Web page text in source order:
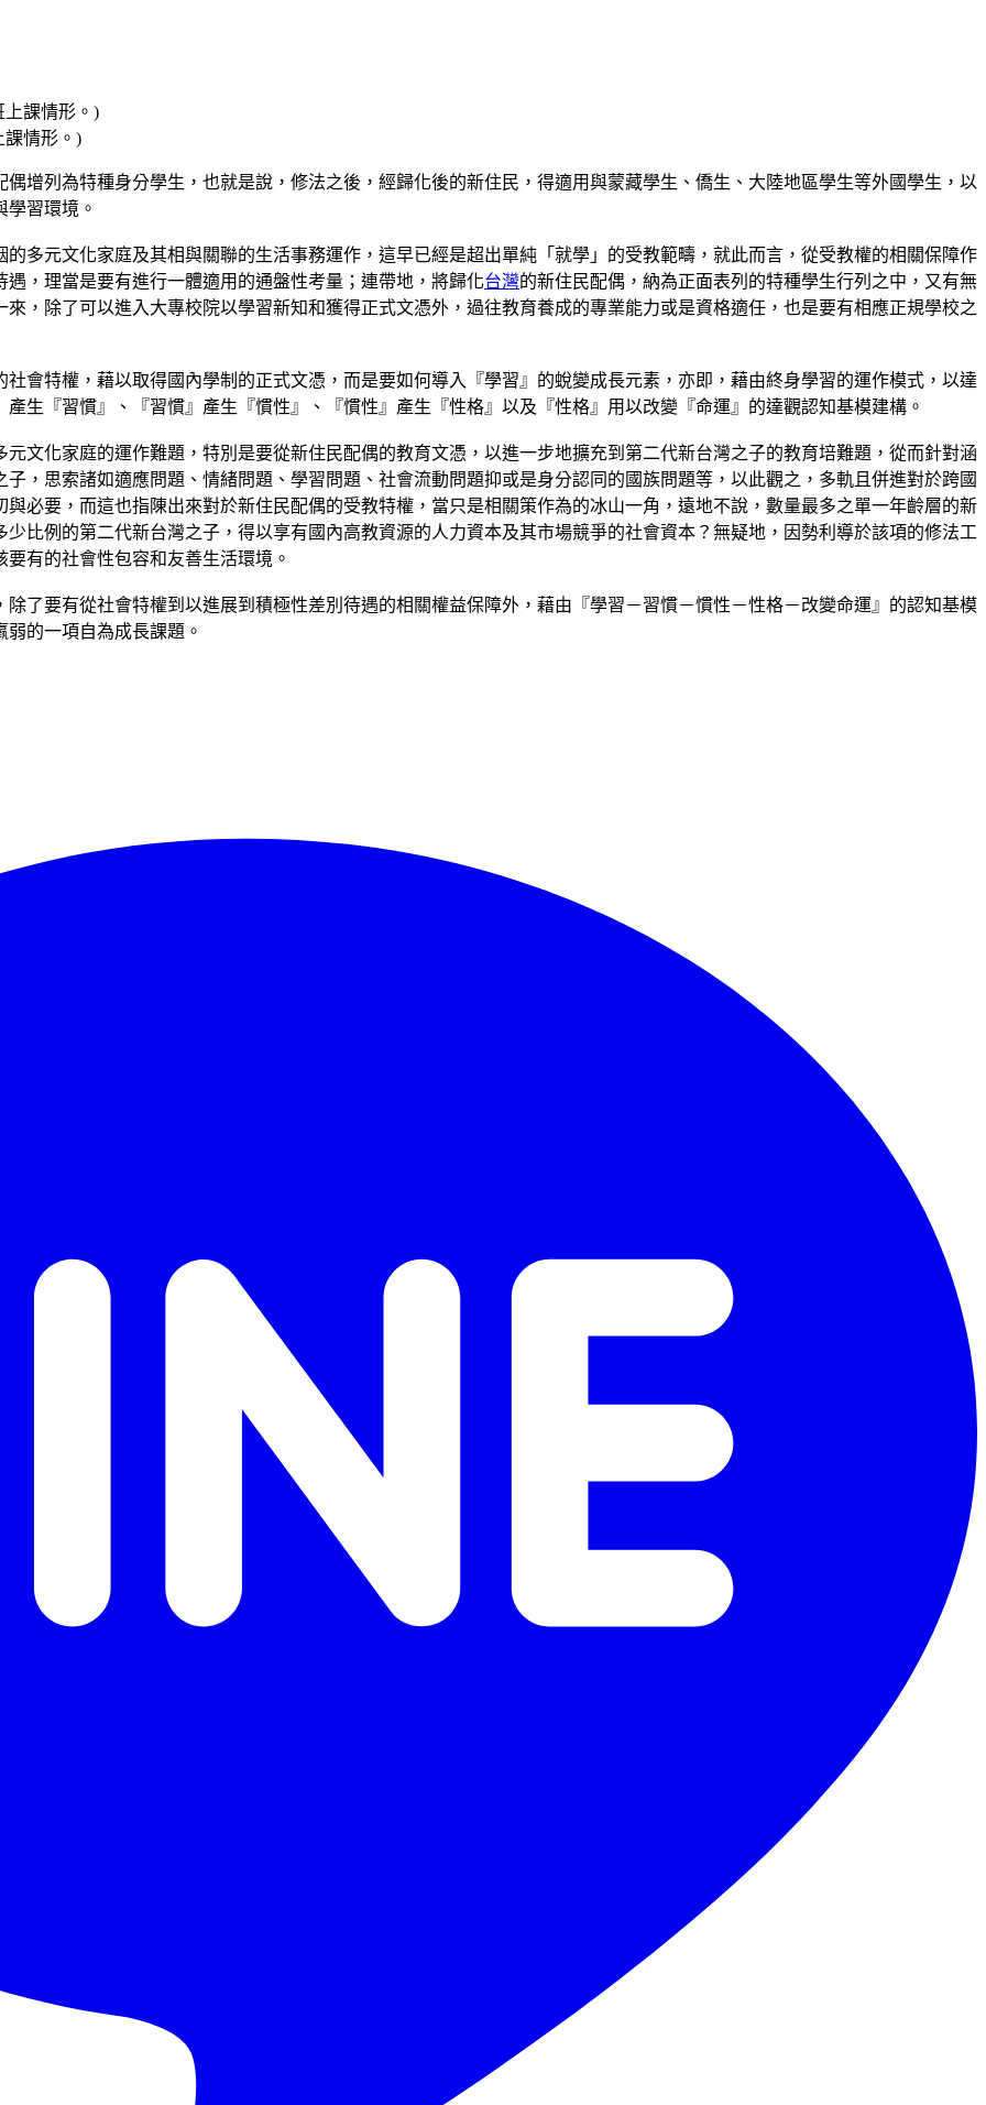
課情形。)
增列為特種身分學生，也就是說，修法之後，經歸化後的新住民，得適用與蒙藏學生、僑生、大陸地區學生等外國學生，以
習環境。
多元文化家庭及其相與關聯的生活事務運作，這早已經是超出單純「就學」的受教範疇，就此而言，從受教權的相關保障作
，理當是要有進行一體適用的通盤性考量；連帶地，將歸化台灣的新住民配偶，納為正面表列的特種學生行列之中，又有無
，除了可以進入大專校院以學習新知和獲得正式文憑外，過往教育養成的專業能力或是資格適任，也是要有相應正規學校之
會特權，藉以取得國內學制的正式文憑，而是要如何導入『學習』的蛻變成長元素，亦即，藉由終身學習的運作模式，以達
生『習慣』、『習慣』產生『慣性』、『慣性』產生『性格』以及『性格』用以改變『命運』的達觀認知基模建構。
文化家庭的運作難題，特別是要從新住民配偶的教育文憑，以進一步地擴充到第二代新台灣之子的教育培難題，從而針對涵
，思索諸如適應問題、情緒問題、學習問題、社會流動問題抑或是身分認同的國族問題等，以此觀之，多軌且併進對於跨國
必要，而這也指陳出來對於新住民配偶的受教特權，當只是相關策作為的冰山一角，遠地不說，數量最多之單一年齡層的新
比例的第二代新台灣之子，得以享有國內高教資源的人力資本及其市場競爭的社會資本？無疑地，因勢利導於該項的修法工
有的社會性包容和友善生活環境。
了要有從社會特權到以進展到積極性差別待遇的相關權益保障外，藉由『學習－習慣－慣性－性格－改變命運』的認知基模
的一項自為成長課題。